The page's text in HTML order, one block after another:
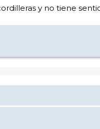
y no tiene